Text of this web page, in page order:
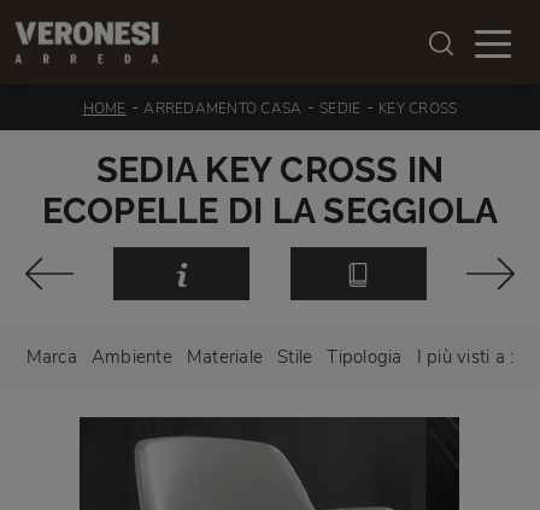
HOME -ARREDAMENTO CASA - SEDIE - KEY CROSS
SEDIA KEY CROSS IN
ECOPELLE DI LA SEGGIOLA
Marca Ambiente Materiale Stile Tipologia I più visti a :